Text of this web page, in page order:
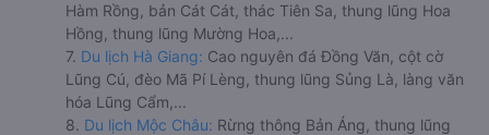
Hàm Rồng, bản Cát Cát, thác Tiên Sa, thung lũng Hoa
Hồng, thung lũng Mường Hoa,...
7. Du lịch Hà Giang: Cao nguyên đá Đồng Văn, cột cờ
Lũng Cú, đèo Mã Pí Lèng, thung lũng Sủng Là, làng văn
hóa Lũng Cẩm,...
8. Du lịch Mộc Châu: Rừng thông Bản Áng, thung lũng